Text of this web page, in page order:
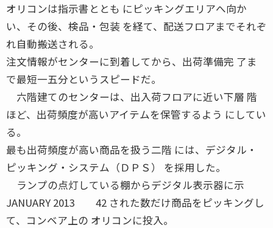
オリコンは指示書ととも にピッキングエリアへ向か
い、その後、検品・包装 を経て、配送フロアまでそれぞ
れ自動搬送される。
注文情報がセンターに到着してから、出荷準備完 了ま
で最短一五分というスピードだ。
六階建てのセンターは、出入荷フロアに近い下層 階
ほど、出荷頻度が高いアイテムを保管するよう にしてい
る。
最も出荷頻度が高い商品を扱う二階 には、デジタル・
ピッキング・システム（ＤＰＳ） を採用した。
ランプの点灯している棚からデジタル表示器に示
JANUARY 2013 42 された数だけ商品をピッキングし
て、コンベア上の オリコンに投入。